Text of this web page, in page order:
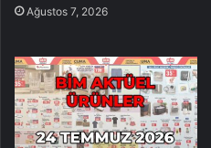
Ağustos 7, 2026